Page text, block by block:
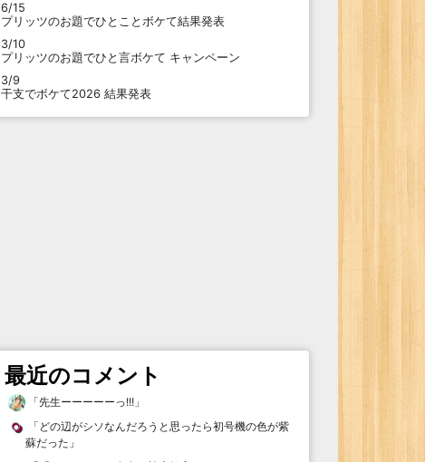
6/15
プリッツのお題でひとことボケて結果発表
3/10
プリッツのお題でひと言ボケて キャンペーン
3/9
干支でボケて2026 結果発表
最近のコメント
「先生ーーーーーっ!!! 」
「 どの辺がシソなんだろうと思ったら初号機の色が紫
蘇だった 」